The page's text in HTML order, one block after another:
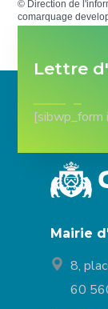
© Direction de
comarquage
Lettre
[sibwp_form
Mairie
8,
60